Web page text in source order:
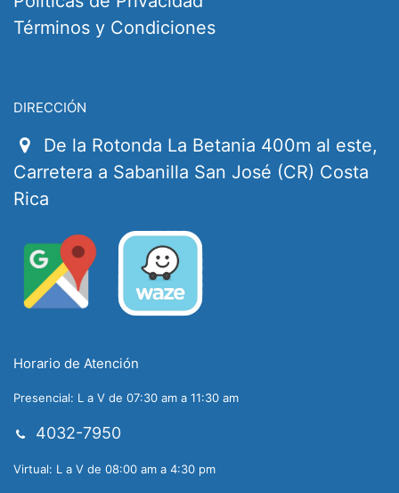
Términos y Condiciones
DIRECCIÓN
De la Rotonda La Betania 400m al este,
Carretera a Sabanilla San José (CR) Costa
Rica
Horario de Atención
Presencial: L a V de 07:30 am a 11:30 am
4032-7950
Virtual: L a V de 08:00 am a 4:30 pm